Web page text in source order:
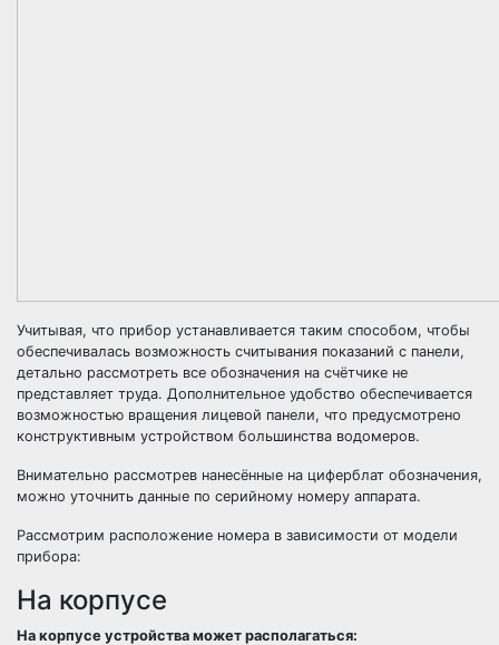
Учитывая, что прибор устанавливается таким способом, чтобы
обеспечивалась возможность считывания показаний с панели,
детально рассмотреть все обозначения на счётчике не
представляет труда. Дополнительное удобство обеспечивается
возможностью вращения лицевой панели, что предусмотрено
конструктивным устройством большинства водомеров.
Внимательно рассмотрев нанесённые на циферблат обозначения,
можно уточнить данные по серийному номеру аппарата.
Рассмотрим расположение номера в зависимости от модели
прибора:
На корпусе
На корпусе устройства может располагаться: